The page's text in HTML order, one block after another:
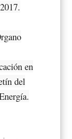
en
del